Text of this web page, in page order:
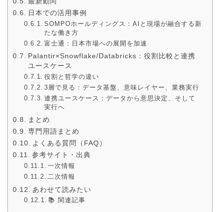
日本での活用事例
SOMPOホールディングス：AIと現場が融合する新
たな働き方
富士通：日本市場への展開を加速
Palantir×Snowflake/Databricks：役割比較と連携
ユースケース
役割と哲学の違い
3層で見る：データ基盤、意味レイヤー、業務実行
連携ユースケース：データから意思決定、そして
実行へ
まとめ
専門用語まとめ
よくある質問（FAQ）
参考サイト・出典
一次情報
二次情報
あわせて読みたい
📚 関連記事